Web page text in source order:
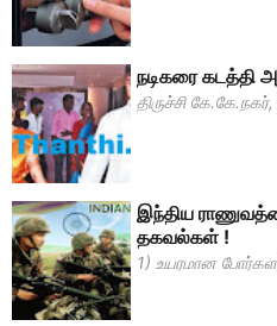
நடிகரை கடத்தி
திருச்சி
இந்திய
தகவல்கள் !
1) உயரமான